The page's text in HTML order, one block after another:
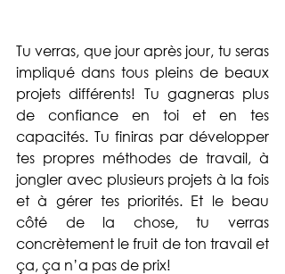
Tu verras, que jour après jour, tu seras
impliqué dans tous pleins de beaux
projets différents! Tu gagneras plus
de confiance en toi et en tes
capacités. Tu finiras par développer
tes propres méthodes de travail, à
jongler avec plusieurs projets à la fois
et à gérer tes priorités. Et le beau
côté de la chose, tu verras
concrètement le fruit de ton travail et
ça, ça n’a pas de prix!